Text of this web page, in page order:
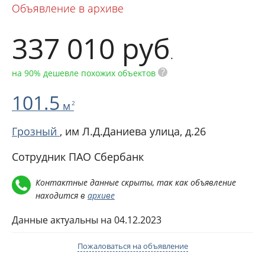
Объявление в архиве
337 010 руб.
на 90% дешевле похожих объектов ?
101.5 м 2
Грозный , им Л.Д.Даниева улица, д.26
Сотрудник ПАО Сбербанк
Контактные данные скрыты, так как объявление
находится в архиве
Данные актуальны на 04.12.2023
Пожаловаться на объявление